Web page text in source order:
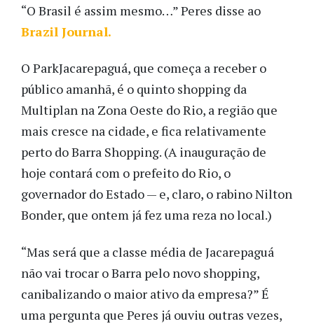
“O Brasil é assim mesmo…” Peres disse ao
Brazil Journal.
O ParkJacarepaguá, que começa a receber o
público amanhã, é o quinto shopping da
Multiplan na Zona Oeste do Rio, a região que
mais cresce na cidade, e fica relativamente
perto do Barra Shopping. (A inauguração de
hoje contará com o prefeito do Rio, o
governador do Estado — e, claro, o rabino Nilton
Bonder, que ontem já fez uma reza no local.)
“Mas será que a classe média de Jacarepaguá
não vai trocar o Barra pelo novo shopping,
canibalizando o maior ativo da empresa?” É
uma pergunta que Peres já ouviu outras vezes,